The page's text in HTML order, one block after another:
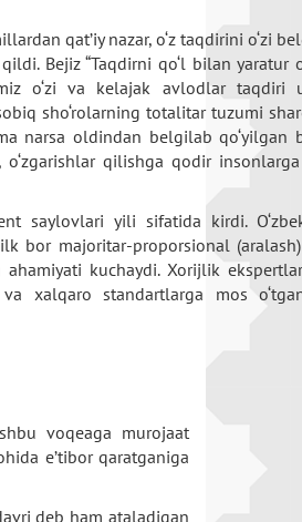
qat’iy nazar, o‘z taqdirini o‘zi
Bejiz “Taqdirni qo‘l bilan yaratur
o‘zi va kelajak avlodlar taqdiri
sho‘rolarning totalitar tuzumi
narsa oldindan belgilab qo‘yilgan
qilishga qodir
saylovlari yili sifatida kirdi.
bor majoritar-proporsional
kuchaydi. Xorijlik
xalqaro standartlarga mos
voqeaga murojaat
e’tibor qaratganiga
deb ham ataladigan